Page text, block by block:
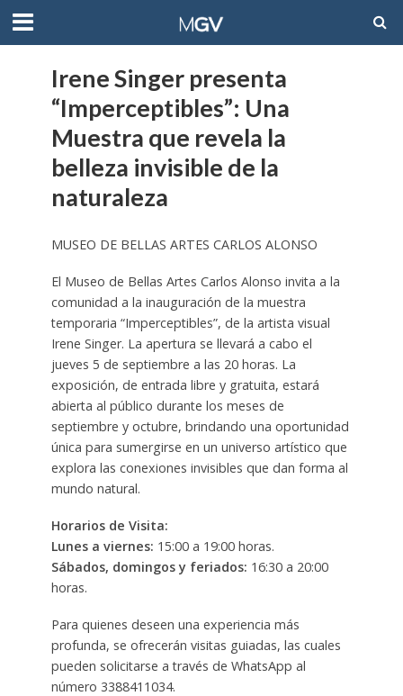
Irene Singer presenta
“Imperceptibles”: Una
Muestra que revela la
belleza invisible de la
naturaleza
MUSEO DE BELLAS ARTES CARLOS ALONSO
El Museo de Bellas Artes Carlos Alonso invita a la
comunidad a la inauguración de la muestra
temporaria “Imperceptibles”, de la artista visual
Irene Singer. La apertura se llevará a cabo el
jueves 5 de septiembre a las 20 horas. La
exposición, de entrada libre y gratuita, estará
abierta al público durante los meses de
septiembre y octubre, brindando una oportunidad
única para sumergirse en un universo artístico que
explora las conexiones invisibles que dan forma al
mundo natural.
Horarios de Visita:
Lunes a viernes: 15:00 a 19:00 horas.
Sábados, domingos y feriados: 16:30 a 20:00
horas.
Para quienes deseen una experiencia más
profunda, se ofrecerán visitas guiadas, las cuales
pueden solicitarse a través de WhatsApp al
número 3388411034.